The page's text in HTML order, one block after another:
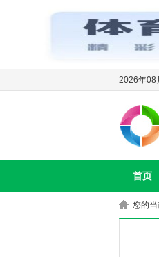
2026年08
首页
您的